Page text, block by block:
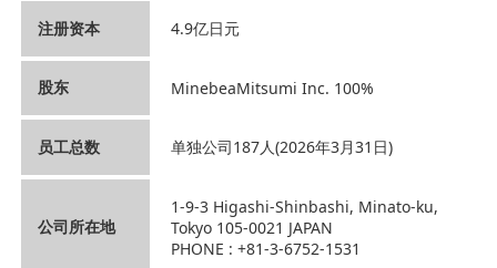
注册资本 4.9亿日元
股东 MinebeaMitsumi Inc. 100%
员工总数 单独公司187人(2026年3月31日)
公司所在地
1-9-3 Higashi-Shinbashi, Minato-ku,
Tokyo 105-0021 JAPAN
PHONE : +81-3-6752-1531